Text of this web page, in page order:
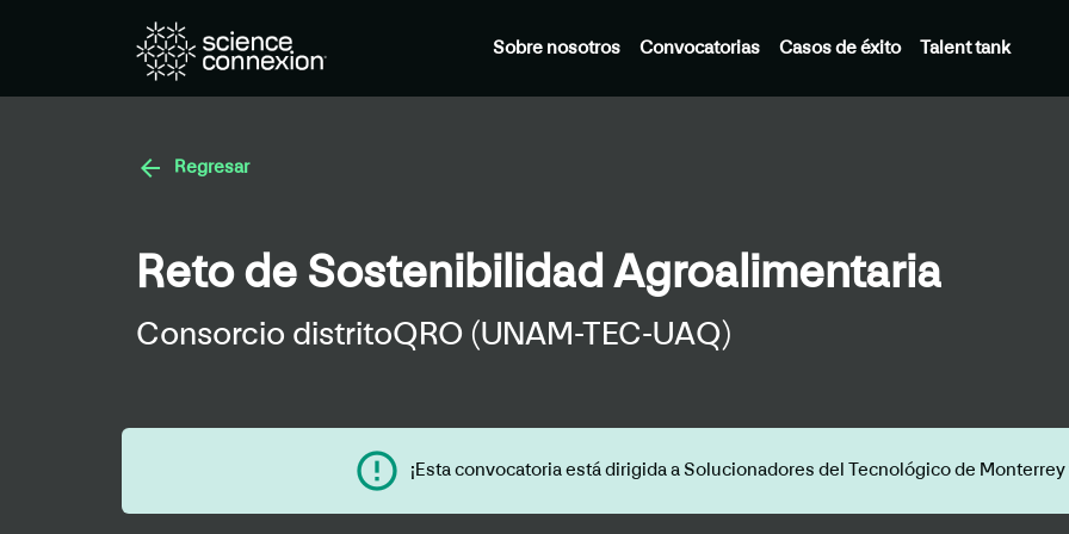
Sobre nosotros Convocatorias Casos de éxito Talent tank
arrow_back Regresar
Reto de Sostenibilidad Agroalimentaria
Consorcio distritoQRO (UNAM-TEC-UAQ)
error_outline ¡Esta convocatoria está dirigida a Solucionadores del Tecnológico de